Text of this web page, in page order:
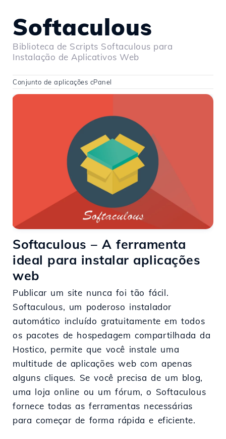
Softaculous
Biblioteca de Scripts Softaculous para
Instalação de Aplicativos Web
Conjunto de aplicações cPanel
Softaculous – A ferramenta
ideal para instalar aplicações
web
Publicar um site nunca foi tão fácil.
Softaculous, um poderoso instalador
automático incluído gratuitamente em todos
os pacotes de hospedagem compartilhada da
Hostico, permite que você instale uma
multitude de aplicações web com apenas
alguns cliques. Se você precisa de um blog,
uma loja online ou um fórum, o Softaculous
fornece todas as ferramentas necessárias
para começar de forma rápida e eficiente.